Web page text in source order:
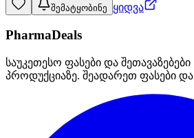
შემატყობინე ყიდვა
PharmaDeals
საუკეთესო ფასები და
პროდუქციაზე. შეადარეთ ფასები